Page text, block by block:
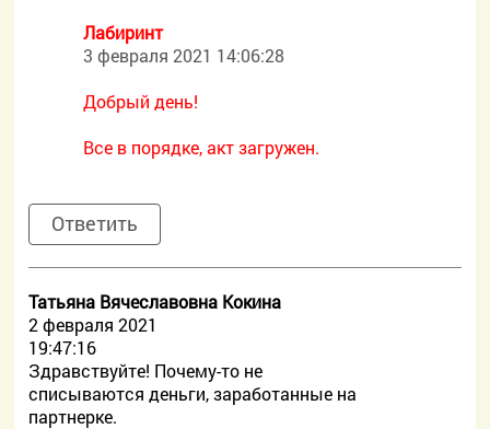
Лабиринт
3 февраля 2021 14:06:28
Добрый день!
Все в порядке, акт загружен.
Ответить
Татьяна Вячеславовна Кокина
2 февраля 2021
19:47:16
Здравствуйте! Почему-то не
списываются деньги, заработанные на
партнерке.